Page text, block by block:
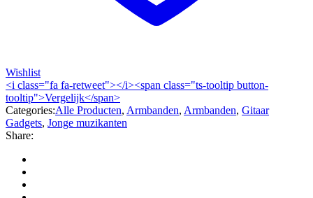
Wishlist
<i class="fa fa-retweet"></i><span class="ts-tooltip button-
tooltip">Vergelijk</span>
Categories:Alle Producten, Armbanden, Armbanden, Gitaar
Gadgets, Jonge muzikanten
Share: